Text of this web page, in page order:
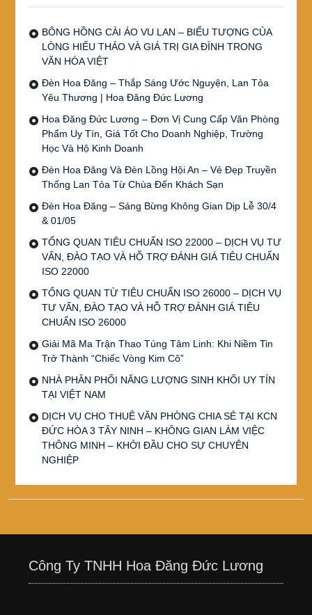
BÔNG HỒNG CÀI ÁO VU LAN – BIỂU TƯỢNG CỦA
LÒNG HIẾU THẢO VÀ GIÁ TRỊ GIA ĐÌNH TRONG
VĂN HÓA VIỆT
Đèn Hoa Đăng – Thắp Sáng Ước Nguyện, Lan Tỏa
Yêu Thương | Hoa Đăng Đức Lương
Hoa Đăng Đức Lương – Đơn Vị Cung Cấp Văn Phòng
Phẩm Uy Tín, Giá Tốt Cho Doanh Nghiệp, Trường
Học Và Hộ Kinh Doanh
Đèn Hoa Đăng Và Đèn Lồng Hội An – Vẻ Đẹp Truyền
Thống Lan Tỏa Từ Chùa Đến Khách Sạn
Đèn Hoa Đăng – Sáng Bừng Không Gian Dịp Lễ 30/4
& 01/05
TỔNG QUAN TIÊU CHUẨN ISO 22000 – DỊCH VỤ TƯ
VẤN, ĐÀO TẠO VÀ HỖ TRỢ ĐÁNH GIÁ TIÊU CHUẨN
ISO 22000
TỔNG QUAN TỪ TIÊU CHUẨN ISO 26000 – DỊCH VỤ
TƯ VẤN, ĐÀO TẠO VÀ HỖ TRỢ ĐÁNH GIÁ TIÊU
CHUẨN ISO 26000
Giải Mã Ma Trận Thao Túng Tâm Linh: Khi Niềm Tin
Trở Thành “Chiếc Vòng Kim Cô”
NHÀ PHÂN PHỐI NĂNG LƯỢNG SINH KHỐI UY TÍN
TẠI VIỆT NAM
DỊCH VỤ CHO THUÊ VĂN PHÒNG CHIA SẺ TẠI KCN
ĐỨC HÒA 3 TÂY NINH – KHÔNG GIAN LÀM VIỆC
THÔNG MINH – KHỞI ĐẦU CHO SỰ CHUYÊN
NGHIỆP
Công Ty TNHH Hoa Đăng Đức Lương